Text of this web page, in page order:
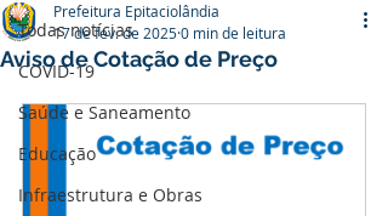
Todas notícias
COVID-19
Saúde e Saneamento
Educação
Infraestrutura e Obras
Aviso de Cotação de Preço
Prefeitura Epitaciolândia
17 de fev. de 20250 min de leitura